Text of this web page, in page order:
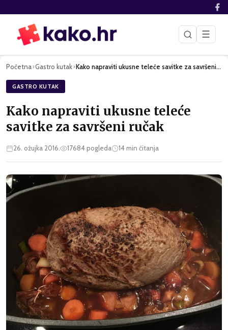
☰
Početna›Gastro kutak› Kako napraviti ukusne teleće savitke za savršeni ručak
GASTRO KUTAK
Kako napraviti ukusne teleće
savitke za savršeni ručak
26. ožujka 2016. 17684pogleda 14min čitanja